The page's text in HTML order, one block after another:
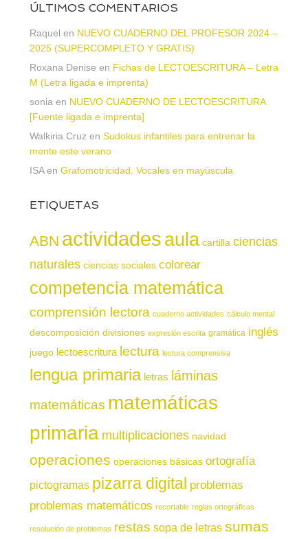
ÚLTIMOS COMENTARIOS
Raquel en NUEVO CUADERNO DEL PROFESOR 2024 –
2025 (SUPERCOMPLETO Y GRATIS)
Roxana Denise en Fichas de LECTOESCRITURA – Letra
M (Letra ligada e imprenta)
sonia en NUEVO CUADERNO DE LECTOESCRITURA
[Fuente ligada e imprenta]
Walkiria Cruz en Sudokus infantiles para entrenar la
mente este verano
ISAen Grafomotricidad. Vocales en mayúscula
ETIQUETAS
ABN actividadesaula cartilla ciencias
naturales ciencias sociales colorear
competencia matemática
comprensión lectora cuaderno actividades cálculo mental
descomposición divisiones expresión escrita gramática inglés
juego lectoescritura lectura lectura comprensiva
lengua primaria letras láminas
matemáticas matemáticas
primaria multiplicaciones navidad
operaciones operaciones básicas ortografía
pictogramas pizarra digital problemas
problemas matemáticos recortable reglas ortográficas
resolución de problemas restas sopa de letras sumas